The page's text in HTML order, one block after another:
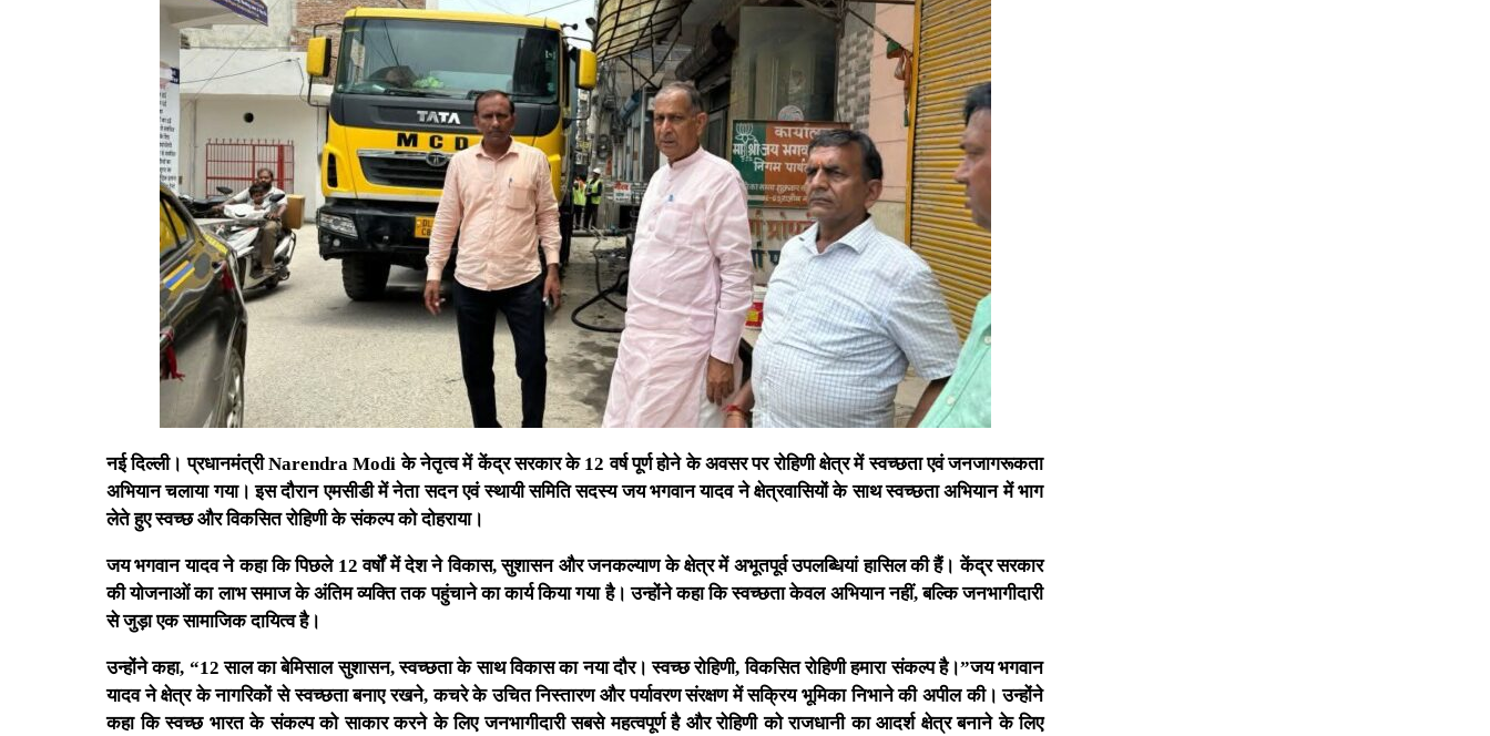
नई दिल्ली। प्रधानमंत्री Narendra Modi के नेतृत्व में केंद्र सरकार के 12 वर्ष पूर्ण होने के अवसर पर रोहिणी क्षेत्र में स्वच्छता एवं जनजागरूकता
अभियान चलाया गया। इस दौरान एमसीडी में नेता सदन एवं स्थायी समिति सदस्य जय भगवान यादव ने क्षेत्रवासियों के साथ स्वच्छता अभियान में भाग
लेते हुए स्वच्छ और विकसित रोहिणी के संकल्प को दोहराया।
जय भगवान यादव ने कहा कि पिछले 12 वर्षों में देश ने विकास, सुशासन और जनकल्याण के क्षेत्र में अभूतपूर्व उपलब्धियां हासिल की हैं। केंद्र सरकार
की योजनाओं का लाभ समाज के अंतिम व्यक्ति तक पहुंचाने का कार्य किया गया है। उन्होंने कहा कि स्वच्छता केवल अभियान नहीं, बल्कि जनभागीदारी
से जुड़ा एक सामाजिक दायित्व है।
उन्होंने कहा, “12 साल का बेमिसाल सुशासन, स्वच्छता के साथ विकास का नया दौर। स्वच्छ रोहिणी, विकसित रोहिणी हमारा संकल्प है।”जय भगवान
यादव ने क्षेत्र के नागरिकों से स्वच्छता बनाए रखने, कचरे के उचित निस्तारण और पर्यावरण संरक्षण में सक्रिय भूमिका निभाने की अपील की। उन्होंने
कहा कि स्वच्छ भारत के संकल्प को साकार करने के लिए जनभागीदारी सबसे महत्वपूर्ण है और रोहिणी को राजधानी का आदर्श क्षेत्र बनाने के लिए